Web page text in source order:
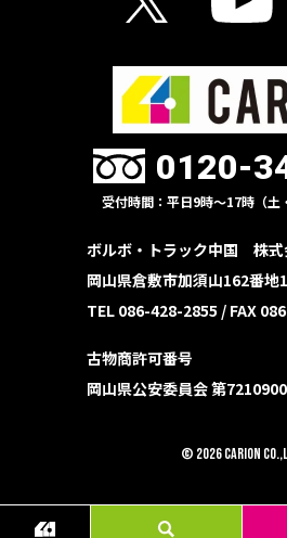
0120-
受付時間：平日9時〜17時（土
ボルボ・トラック中国 株式
岡山県倉敷市加須山162番地1
TEL 086-428-2855 / FAX
古物商許可番号
岡山県公安委員会 第
© 2026 CARION